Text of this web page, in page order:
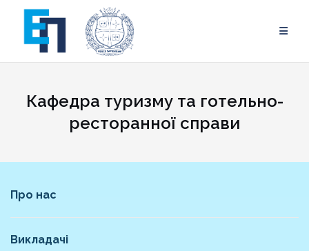
content
Кафедра туризму та готельно-
ресторанної справи
Про нас
Викладачі